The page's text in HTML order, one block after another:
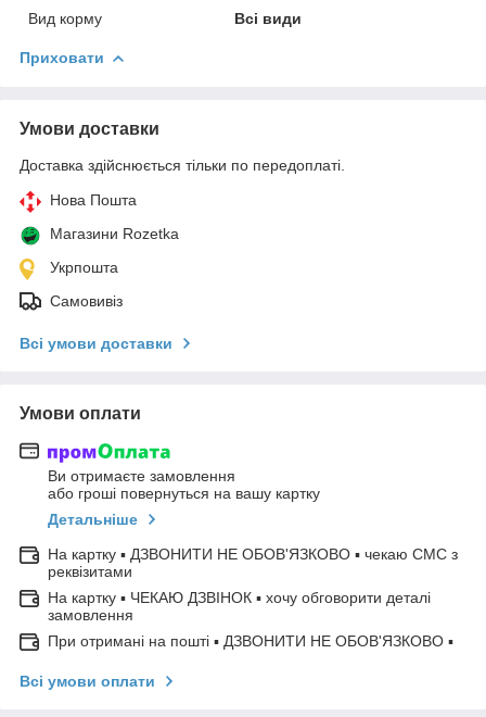
Вид корму
Всі види
Приховати
Умови доставки
Доставка здійснюється тільки по передоплаті.
Нова Пошта
Магазини Rozetka
Укрпошта
Самовивіз
Всі умови доставки
Умови оплати
Ви отримаєте замовлення
або гроші повернуться на вашу картку
Детальніше
На картку ▪ ДЗВОНИТИ НЕ ОБОВ'ЯЗКОВО ▪ чекаю СМС з
реквізитами
На картку ▪ ЧЕКАЮ ДЗВІНОК ▪ хочу обговорити деталі
замовлення
При отримані на пошті ▪ ДЗВОНИТИ НЕ ОБОВ'ЯЗКОВО ▪
Всі умови оплати